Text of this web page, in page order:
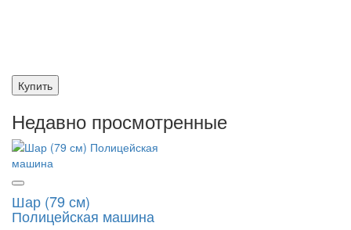
Купить
Недавно просмотренные
Шар (79 см)
Полицейская машина